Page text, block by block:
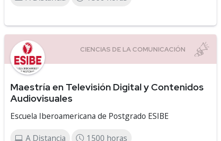
Maestría en Televisión Digital y Contenidos
Audiovisuales
Escuela Iberoamericana de Postgrado ESIBE
A Distancia 1500 horas